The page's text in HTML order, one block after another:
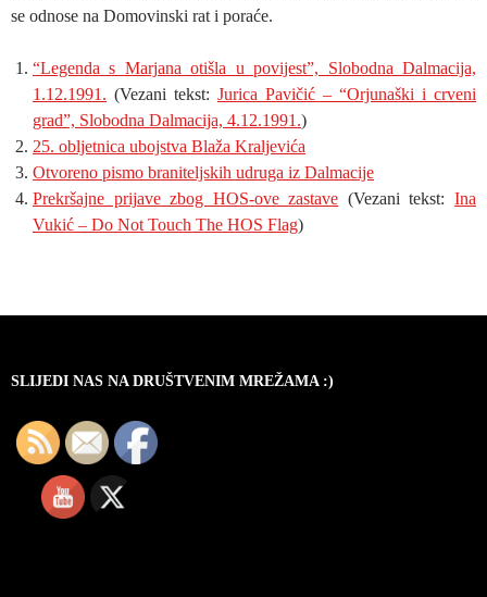
se odnose na Domovinski rat i poraće.
“Legenda s Marjana otišla u povijest”, Slobodna Dalmacija,
1.12.1991. (Vezani tekst: Jurica Pavičić – “Orjunaški i crveni
grad”, Slobodna Dalmacija, 4.12.1991.)
25. obljetnica ubojstva Blaža Kraljevića
Otvoreno pismo braniteljskih udruga iz Dalmacije
Prekršajne prijave zbog HOS-ove zastave (Vezani tekst:Ina
Vukić – Do Not Touch The HOS Flag)
SLIJEDI NAS NA DRUŠTVENIM MREŽAMA :)